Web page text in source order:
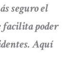
seguro el
facilita poder
Aquí